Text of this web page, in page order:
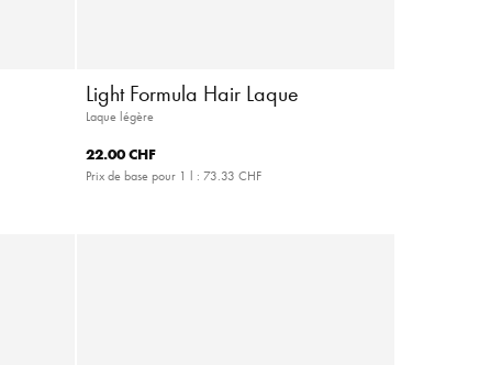
Light Formula Hair Laque
Laque légère
22.00 CHF
Prix de base pour 1 l : 73.33 CHF